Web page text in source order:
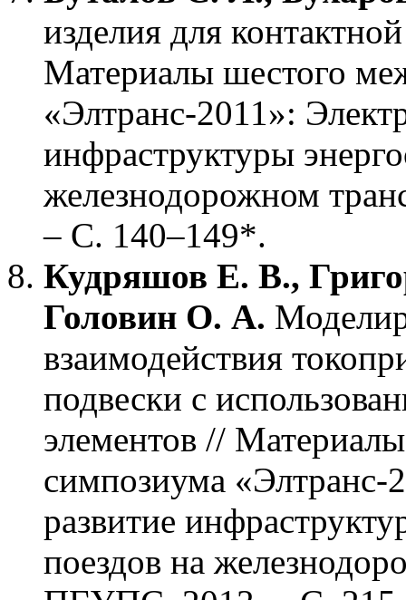
изделия для
Материалы шестого
«Элтранс-2011»:
инфраструктуры
железнодорожном
– С. 140–149*.
Кудряшов Е. В.,
Головин О. А.
взаимодействия
подвески с
элементов //
симпозиума «Элтранс-
развитие
поездов на